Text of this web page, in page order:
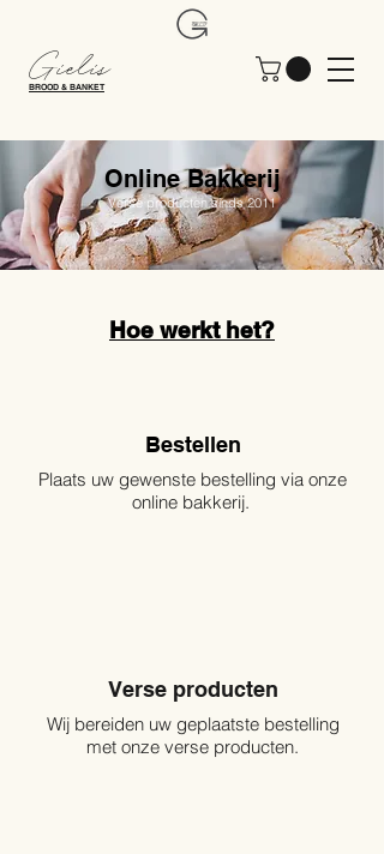
Gielis
BROOD & BANKET
Online Bakkerij
Verse producten sinds 2011
Hoe werkt het?
Bestellen
Plaats uw gewenste bestelling via onze
online bakkerij.
Verse producten
Wij bereiden uw geplaatste bestelling
met onze verse producten.